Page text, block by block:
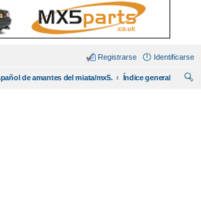
Identificarse
Registrarse
de amantes del miata/mx5.
Índice general